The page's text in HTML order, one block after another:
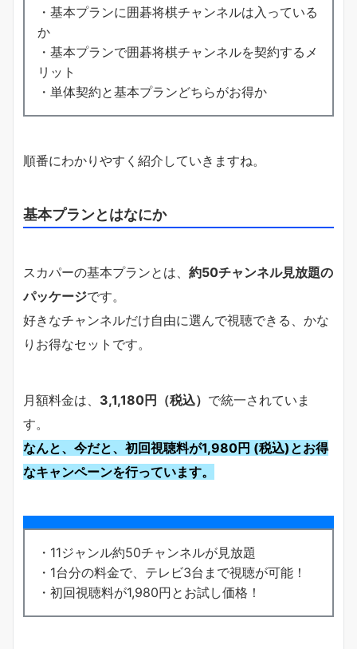
・基本プランに囲碁将棋チャンネルは入っている
か
・基本プランで囲碁将棋チャンネルを契約するメ
リット
・単体契約と基本プランどちらがお得か
順番にわかりやすく紹介していきますね。
基本プランとはなにか
スカパーの基本プランとは、 約50チャンネル見放題の
パッケージです。
好きなチャンネルだけ自由に選んで視聴できる、かな
りお得なセットです。
月額料金は、 3,1,180円（税込） で統一されていま
す。
なんと、今だと、初回視聴料が1,980円 (税込)とお得
なキャンペーンを行っています。
・11ジャンル約50チャンネルが見放題
・1台分の料金で、テレビ3台まで視聴が可能！
・初回視聴料が1,980円とお試し価格！